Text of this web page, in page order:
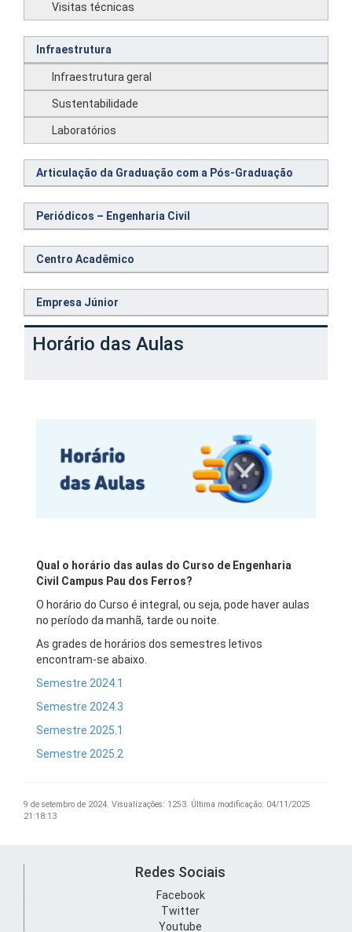
Visitas técnicas
Infraestrutura
Infraestrutura geral
Sustentabilidade
Laboratórios
Articulação da Graduação com a Pós-Graduação
Periódicos – Engenharia Civil
Centro Acadêmico
Empresa Júnior
Horário das Aulas
Qual o horário das aulas do Curso de Engenharia
Civil Campus Pau dos Ferros?
O horário do Curso é integral, ou seja, pode haver aulas
no período da manhã, tarde ou noite.
As grades de horários dos semestres letivos
encontram-se abaixo.
Semestre 2024.1
Semestre 2024.3
Semestre 2025.1
Semestre 2025.2
9 de setembro de 2024. Visualizações: 1253. Última modificação: 04/11/2025
21:18:13
Redes Sociais
Facebook
Twitter
Youtube